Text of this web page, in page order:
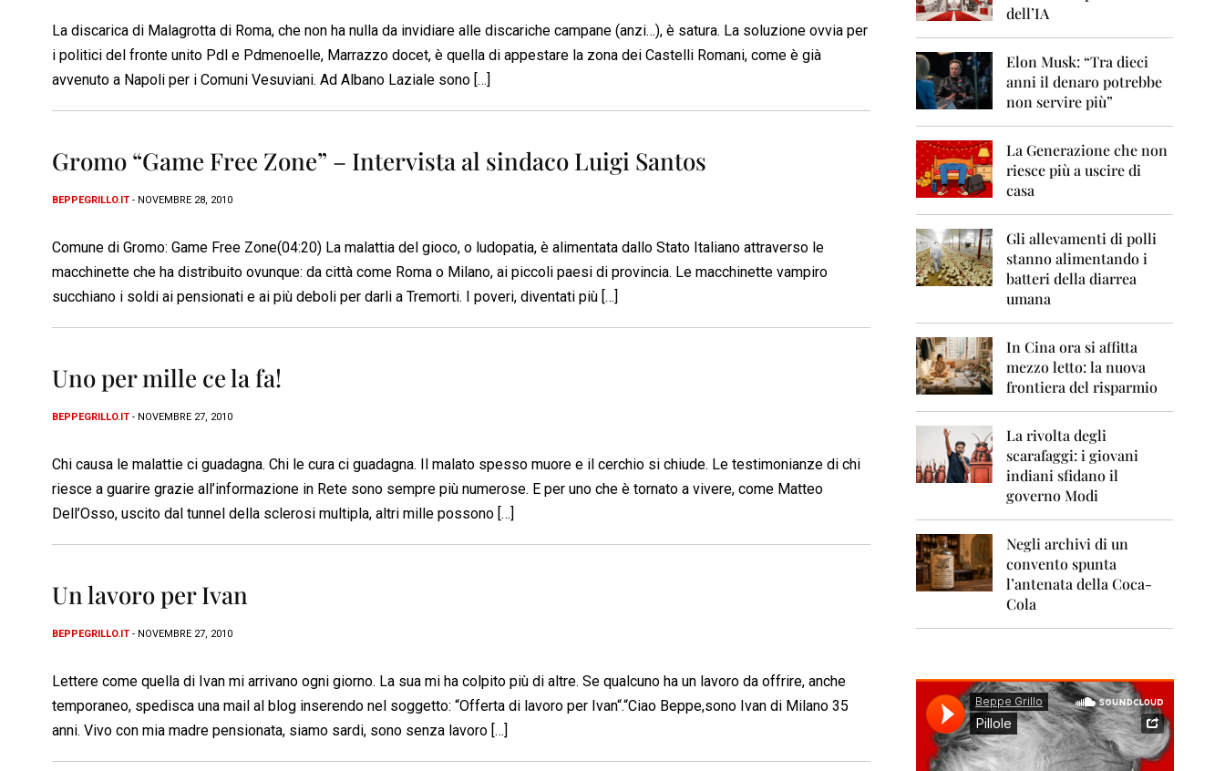
0
0
1
1
2
0
La discarica di Malagrotta di Roma, che non ha nulla da invidiare alle discariche campane (anzi…), è satura. La soluzione ovvia per
i politici del fronte unito Pdl e Pdmenoelle, Marrazzo docet, è quella di appestare la zona dei Castelli Romani, come è già
avvenuto a Napoli per i Comuni Vesuviani. Ad Albano Laziale sono […]
Gromo “Game Free Zone” – Intervista al sindaco Luigi Santos
BEPPEGRILLO.IT - NOVEMBRE 28, 2010
Comune di Gromo: Game Free Zone(04:20) La malattia del gioco, o ludopatia, è alimentata dallo Stato Italiano attraverso le
macchinette che ha distribuito ovunque: da città come Roma o Milano, ai piccoli paesi di provincia. Le macchinette vampiro
succhiano i soldi ai pensionati e ai più deboli per darli a Tremorti. I poveri, diventati più […]
Uno per mille ce la fa!
BEPPEGRILLO.IT - NOVEMBRE 27, 2010
Chi causa le malattie ci guadagna. Chi le cura ci guadagna. Il malato spesso muore e il cerchio si chiude. Le testimonianze di chi
riesce a guarire grazie all’informazione in Rete sono sempre più numerose. E per uno che è tornato a vivere, come Matteo
Dell’Osso, uscito dal tunnel della sclerosi multipla, altri mille possono […]
Un lavoro per Ivan
BEPPEGRILLO.IT - NOVEMBRE 27, 2010
Lettere come quella di Ivan mi arrivano ogni giorno. La sua mi ha colpito più di altre. Se qualcuno ha un lavoro da offrire, anche
temporaneo, spedisca una mail al blog inserendo nel soggetto: “Offerta di lavoro per Ivan“.“Ciao Beppe,sono Ivan di Milano 35
anni. Vivo con mia madre pensionata, siamo sardi, sono senza lavoro […]
dell’IA
Elon Musk: “Tra dieci
anni il denaro potrebbe
non servire più”
La Generazione che non
riesce più a uscire di
casa
Gli allevamenti di polli
stanno alimentando i
batteri della diarrea
umana
In Cina ora si affitta
mezzo letto: la nuova
frontiera del risparmio
La rivolta degli
scarafaggi: i giovani
indiani sfidano il
governo Modi
Negli archivi di un
convento spunta
l’antenata della Coca-
Cola